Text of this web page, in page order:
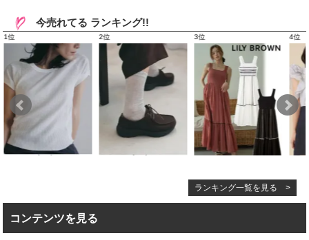
今売れてる ランキング!!
ランキング一覧を見る >
コンテンツを見る